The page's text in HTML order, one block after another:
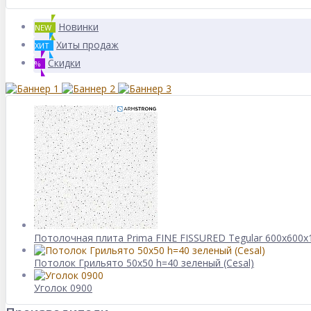
NEW Новинки
ХИТ Хиты продаж
% Скидки
Потолочная плита Prima FINE FISSURED Tegular
Потолок Грильято 50x50 h=40 зеленый (Cesal)
Уголок 0900